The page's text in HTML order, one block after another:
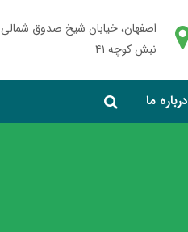
اصفهان، خیابان شیخ صدوق شمالی
نبش کوچه ۴۱
درباره ما